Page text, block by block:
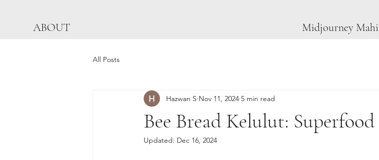
ABOUT Midjourney
All Posts
Bee Bread Kelulut: Superfood
Hazwan S Nov 11, 2024 5 min read
Updated: Dec 16, 2024